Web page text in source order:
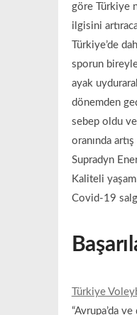
göre Türkiye
ilgisini
Türkiye’de
sporun
ayak
dönemden
sebep oldu
oranında
Supradyn
Kaliteli
Covid-19
Türkiye
“Avrupa’da